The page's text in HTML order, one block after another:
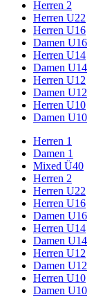
Herren 2
Herren U22
Herren U16
Damen U16
Herren U14
Damen U14
Herren U12
Damen U12
Herren U10
Damen U10
Herren 1
Damen 1
Mixed Ü40
Herren 2
Herren U22
Herren U16
Damen U16
Herren U14
Damen U14
Herren U12
Damen U12
Herren U10
Damen U10